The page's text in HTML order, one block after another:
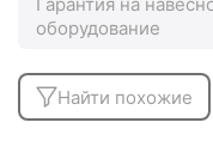
Гарантия на
оборудование
Найти похожие